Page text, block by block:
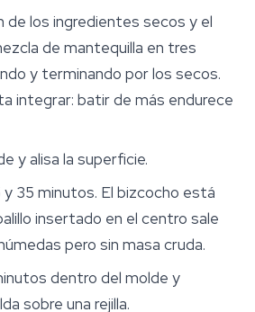
de los ingredientes secos y el
de mantequilla en tres
y terminando por los secos.
integrar: batir de más endurece
y alisa la superficie.
35 minutos. El bizcocho está
insertado en el centro sale
pero sin masa cruda.
dentro del molde y
sobre una rejilla.